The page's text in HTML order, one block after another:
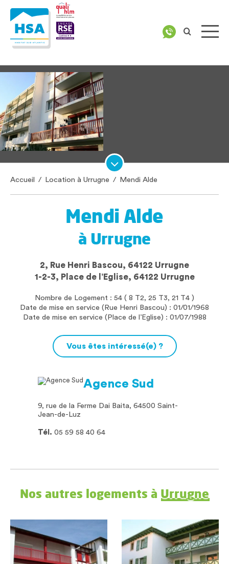
Accueil / Location à Urrugne / Mendi Alde
Mendi Alde
à Urrugne
2, Rue Henri Bascou, 64122 Urrugne
1-2-3, Place de l’Eglise, 64122 Urrugne
Nombre de Logement : 54 ( 8 T2, 25 T3, 21 T4 )
Date de mise en service (Rue Henri Bascou) : 01/01/1968
Date de mise en service (Place de l’Eglise) : 01/07/1988
Vous êtes intéressé(e) ?
Agence Sud
9, rue de la Ferme Dai Baita, 64500 Saint-
Jean-de-Luz
Tél. 05 59 58 40 64
Nos autres logements à Urrugne